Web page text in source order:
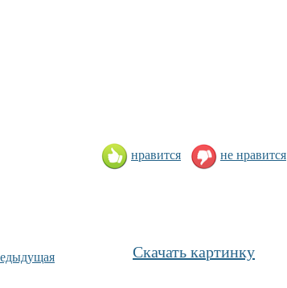
нравится не нравится
Скачать картинку